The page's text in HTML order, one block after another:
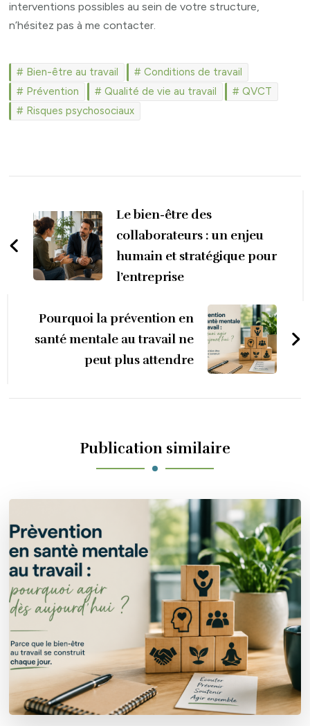
interventions possibles au sein de votre structure,
n’hésitez pas à me contacter.
Bien-être au travail
Conditions de travail
Prévention
Qualité de vie au travail
QVCT
Risques psychosociaux
d'article
Le bien-être des
collaborateurs : un enjeu
humain et stratégique pour
l’entreprise
Pourquoi la prévention en
santé mentale au travail ne
peut plus attendre
Publication similaire